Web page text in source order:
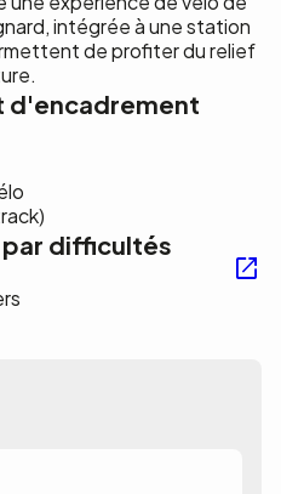
intégrée à une station
de profiter du relief
d'encadrement
difficultés